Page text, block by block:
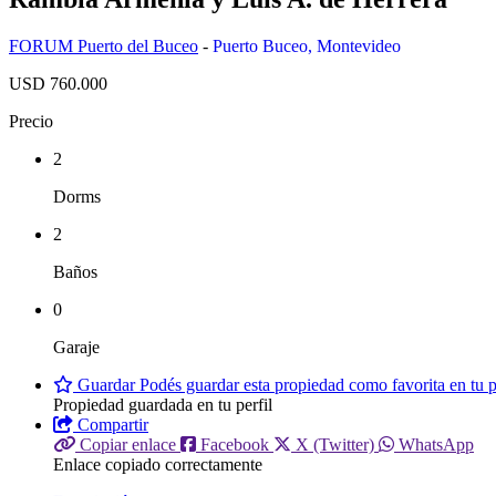
FORUM Puerto del Buceo - Puerto Buceo, Montevideo
USD 760.000
Precio
2
Dorms
2
Baños
0
Garaje
GuardarPodés guardar esta propiedad como favorita en tu
Propiedad guardada en tu perfil
Compartir
Copiar enlace
Facebook X (Twitter)
WhatsApp
Enlace copiado correctamente